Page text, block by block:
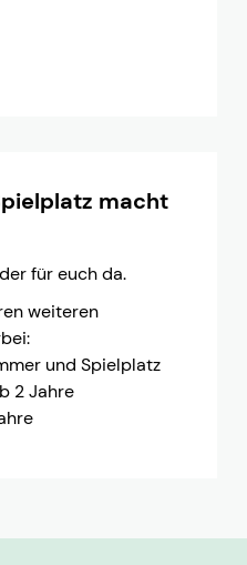
macht
für euch da.
weiteren
und Spielplatz
2 Jahre